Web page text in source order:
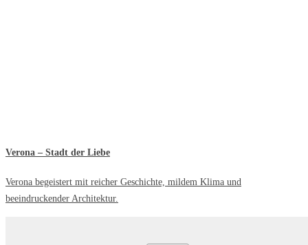
Verona – Stadt der Liebe
Verona begeistert mit reicher Geschichte, mildem Klima und
beeindruckender Architektur.